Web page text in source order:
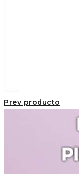
Prev producto